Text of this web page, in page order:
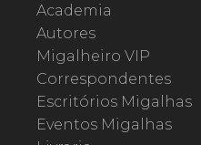
Academia
Autores
Migalheiro VIP
Correspondentes
Escritórios Migalhas
Eventos Migalhas